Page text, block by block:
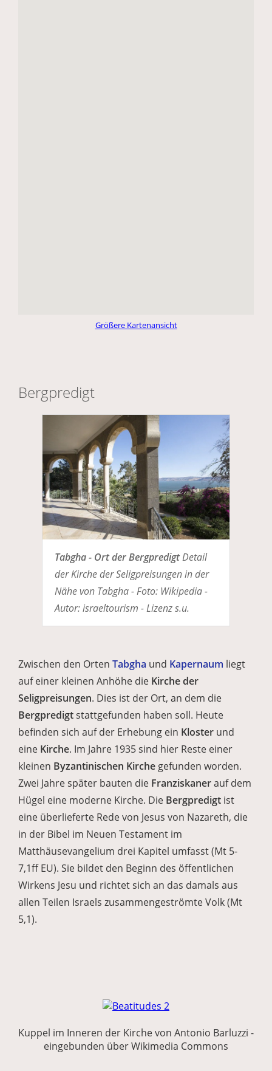
Größere Kartenansicht
Bergpredigt
Tabgha - Ort der BergpredigtDetail
der Kirche der Seligpreisungen in der
Nähe von Tabgha - Foto: Wikipedia -
Autor: israeltourism - Lizenz s.u.
Zwischen den Orten Tabgha und Kapernaum liegt
auf einer kleinen Anhöhe die Kirche der
Seligpreisungen. Dies ist der Ort, an dem die
Bergpredigtstattgefunden haben soll. Heute
befinden sich auf der Erhebung ein Kloster und
eine Kirche. Im Jahre 1935 sind hier Reste einer
kleinen Byzantinischen Kirche gefunden worden.
Zwei Jahre später bauten die Franziskanerauf dem
Hügel eine moderne Kirche. Die Bergpredigt ist
eine überlieferte Rede von Jesus von Nazareth, die
in der Bibel im Neuen Testament im
Matthäusevangelium drei Kapitel umfasst (Mt 5-
7,1ff EU). Sie bildet den Beginn des öffentlichen
Wirkens Jesu und richtet sich an das damals aus
allen Teilen Israels zusammengeströmte Volk (Mt
5,1).
Kuppel im Inneren der Kirche von Antonio Barluzzi -
eingebunden über Wikimedia Commons